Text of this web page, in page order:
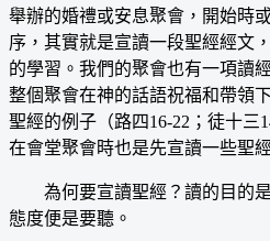
舉辦的婚禮或安息聚會，開始時
序，其實就是宣讀一段聖經經文
的學習。我們的聚會也有一項讀
整個聚會在神的話語祝福和帶領
聖經的例子（路四16-22；徒十三
在會堂聚會時也是先宣讀一些聖
為何要宣讀聖經？讀的目的是
態度便是要聽。